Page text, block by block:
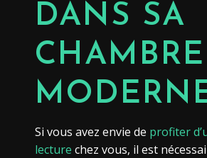
DANS SA
CHAMBRE
Si vous avez envie de profiter
lecture chez vous, il est